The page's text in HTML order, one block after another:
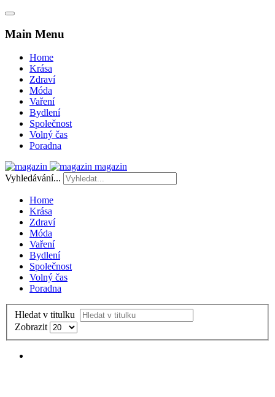
Main Menu
Home
Krása
Zdraví
Móda
Vaření
Bydlení
Společnost
Volný čas
Poradna
magazin
Vyhledávání...
Home
Krása
Zdraví
Móda
Vaření
Bydlení
Společnost
Volný čas
Poradna
Hledat v titulku
Zobrazit